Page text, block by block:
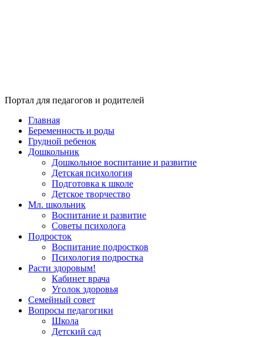
Портал для педагогов и родителей
Главная
Беременность и роды
Грудной ребенок
Дошкольник
Дошкольное воспитание и развитие
Детская психология
Подготовка к школе
Детское творчество
Мл. школьник
Воспитание и развитие
Советы психолога
Подросток
Воспитание подростков
Психология подростка
Расти здоровым!
Кабинет врача
Уголок здоровья
Семейный совет
Вопросы педагогики
Школа
Детский сад